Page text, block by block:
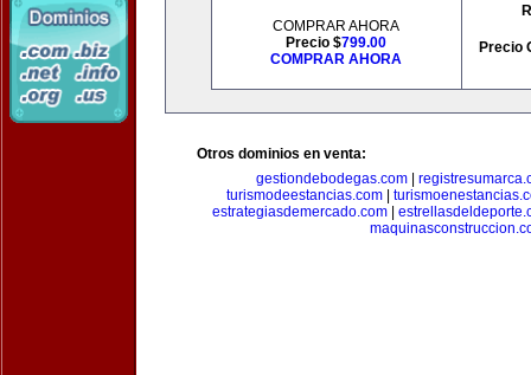
COMPRAR AHORA
Precio $799.00
COMPRAR AHORA
Precio
Otros dominios en venta:
gestiondebodegas.com|
turismodeestancias.com
estrategiasdemercado.com|